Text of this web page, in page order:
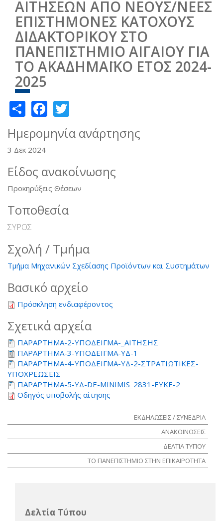
ΑΙΤΗΣΕΩΝ ΑΠΟ ΝΕΟΥΣ/ΝΕΕΣ
ΕΠΙΣΤΗΜΟΝΕΣ ΚΑΤΟΧΟΥΣ
ΔΙΔΑΚΤΟΡΙΚΟΥ ΣΤΟ
ΠΑΝΕΠΙΣΤΗΜΙΟ ΑΙΓΑΙΟΥ ΓΙΑ
ΤΟ ΑΚΑΔΗΜΑΪΚΟ ΕΤΟΣ 2024-
2025
ShareFacebook
Ημερομηνία ανάρτησης
3 Δεκ 2024
Είδος ανακοίνωσης
Προκηρύξεις Θέσεων
Τοποθεσία
ΣΥΡΟΣ
Σχολή / Τμήμα
Τμήμα Μηχανικών Σχεδίασης Προϊόντων και Συστημάτων
Βασικό αρχείο
Πρόσκληση ενδιαφέροντος
Σχετικά αρχεία
ΠΑΡΑΡΤΗΜΑ-2-ΥΠΟΔΕΙΓΜΑ-_ΑΙΤΗΣΗΣ
ΠΑΡΑΡΤΗΜΑ-3-ΥΠΟΔΕΙΓΜΑ-ΥΔ-1
ΠΑΡΑΡΤΗΜΑ-4-ΥΠΟΔΕΙΓΜΑ-ΥΔ-2-ΣΤΡΑΤΙΩΤΙΚΕΣ-
ΥΠΟΧΡΕΩΣΕΙΣ
ΠΑΡΑΡΤΗΜΑ-5-ΥΔ-DE-MINIMIS_2831-ΕΥΚΕ-2
Οδηγός υποβολής αίτησης
ΕΚΔΗΛΩΣΕΙΣ / ΣΥΝΕΔΡΙΑ
ΑΝΑΚΟΙΝΩΣΕΙΣ
ΔΕΛΤΙΑ ΤΥΠΟΥ
ΤΟ ΠΑΝΕΠΙΣΤΗΜΙΟ ΣΤΗΝ ΕΠΙΚΑΙΡΟΤΗΤΑ
Δελτία Τύπου